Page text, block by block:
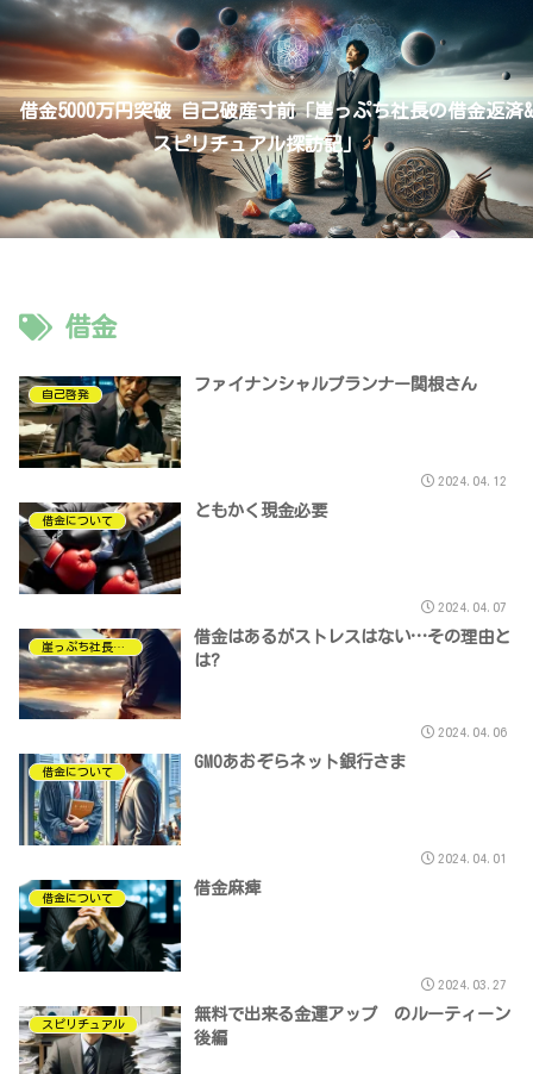
借金5000万円突破 自己破産寸前「崖っぷち社長の借金返済&
スピリチュアル探訪記」
借金
自己啓発
ファイナンシャルプランナー関根さん
2024.04.12
借金について
ともかく現金必要
2024.04.07
崖っぷち社長について
借金はあるがストレスはない…その理由と
は?
2024.04.06
借金について
GMOあおぞらネット銀行さま
2024.04.01
借金について
借金麻痺
2024.03.27
スピリチュアル
無料で出来る金運アップ のルーティーン
後編